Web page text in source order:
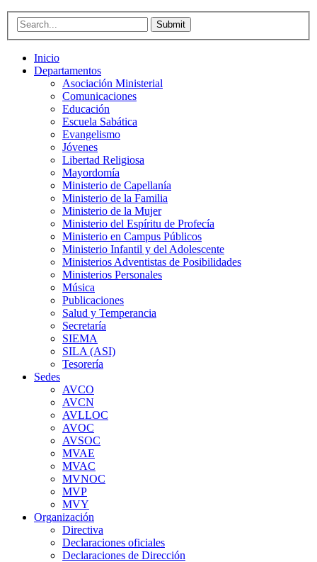
Submit
Inicio
Departamentos
Asociación Ministerial
Comunicaciones
Educación
Escuela Sabática
Evangelismo
Jóvenes
Libertad Religiosa
Mayordomía
Ministerio de Capellanía
Ministerio de la Familia
Ministerio de la Mujer
Ministerio del Espíritu de Profecía
Ministerio en Campus Públicos
Ministerio Infantil y del Adolescente
Ministerios Adventistas de Posibilidades
Ministerios Personales
Música
Publicaciones
Salud y Temperancia
Secretaría
SIEMA
SILA (ASI)
Tesorería
Sedes
AVCO
AVCN
AVLLOC
AVOC
AVSOC
MVAE
MVAC
MVNOC
MVP
MVY
Organización
Directiva
Declaraciones oficiales
Declaraciones de Dirección